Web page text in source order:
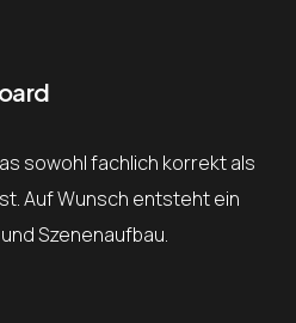
sowohl fachlich korrekt als
Auf Wunsch entsteht ein
Szenenaufbau.